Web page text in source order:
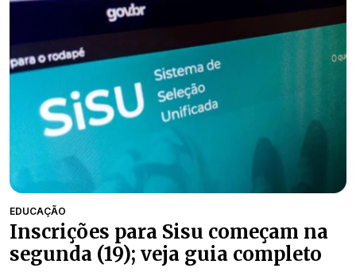
EDUCAÇÃO
Inscrições para Sisu começam na
segunda (19); veja guia completo